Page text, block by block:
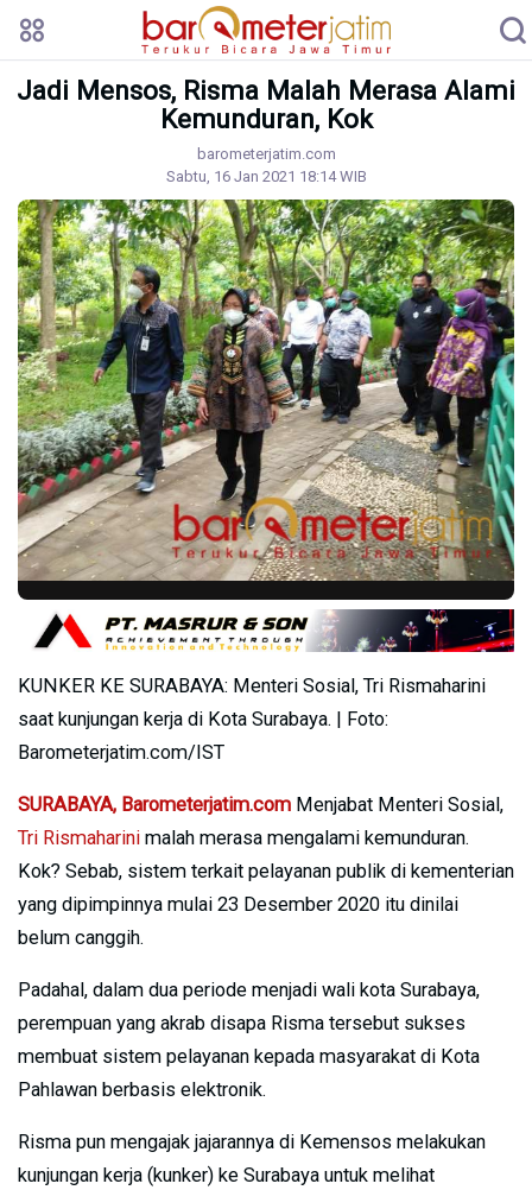
Jadi Mensos, Risma Malah Merasa Alami
Kemunduran, Kok
barometerjatim.com
Sabtu, 16 Jan 2021 18:14 WIB
KUNKER KE SURABAYA: Menteri Sosial, Tri Rismaharini
saat kunjungan kerja di Kota Surabaya. | Foto:
Barometerjatim.com/IST
SURABAYA, Barometerjatim.com Menjabat Menteri Sosial,
Tri Rismaharini malah merasa mengalami kemunduran.
Kok? Sebab, sistem terkait pelayanan publik di kementerian
yang dipimpinnya mulai 23 Desember 2020 itu dinilai
belum canggih.
Padahal, dalam dua periode menjadi wali kota Surabaya,
perempuan yang akrab disapa Risma tersebut sukses
membuat sistem pelayanan kepada masyarakat di Kota
Pahlawan berbasis elektronik.
Risma pun mengajak jajarannya di Kemensos melakukan
kunjungan kerja (kunker) ke Surabaya untuk melihat